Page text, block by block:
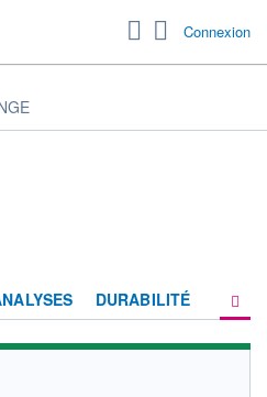
Connexion
DURABILITÉ